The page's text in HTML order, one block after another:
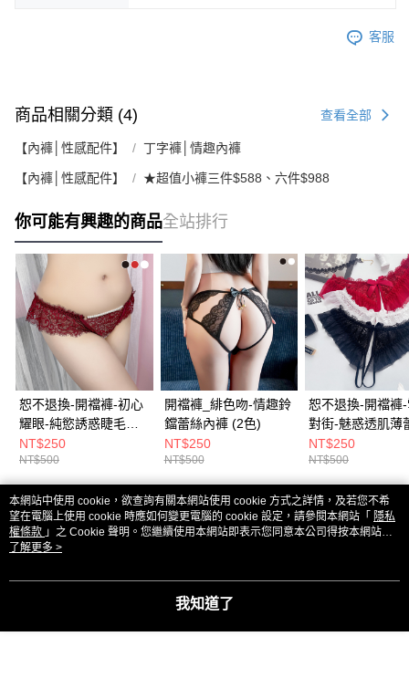
客服
商品相關分類 (4) 查看全部
【內褲│性感配件】 丁字褲│情趣內褲
【內褲│性感配件】 ★超值小褲三件$588、六件$988
你可能有興趣的商品全站排行
恕不退換-開襠褲-初心
耀眼-純慾誘惑睫毛蕾
絲珍珠開襠內褲(3色)
NT$250
NT$500
開襠褲_緋色吻-情趣鈴
鐺蕾絲內褲 (2色)
NT$250
NT$500
恕不退換-開襠褲
對街-魅惑透肌薄
開襠內褲(3色)
NT$250
NT$500
熱門標籤
本網站中使用 cookie，欲查詢有關本網站使用 cookie 方式之詳情，及若您不希
望在電腦上使用 cookie 時應如何變更電腦的 cookie 設定，請參閱本網站「 隱私
權條款 」之 Cookie 聲明。您繼續使用本網站即表示您同意本公司得按本網站使
用條款之 Cookie 聲明使用 cookie。
了解更多 >
我知道了